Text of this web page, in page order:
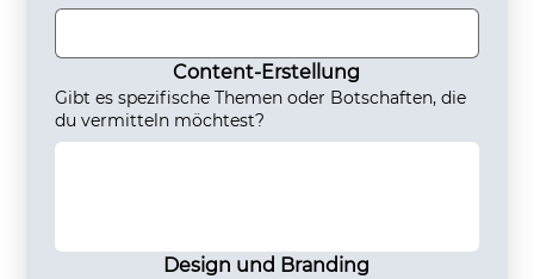
Content-Erstellung
Gibt es spezifische Themen oder Botschaften, die
du vermitteln möchtest?
Design und Branding